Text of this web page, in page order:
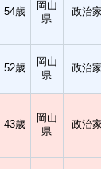
54歳
岡山
県
政治家
52歳
岡山
県
政治家
43歳
岡山
県
政治家